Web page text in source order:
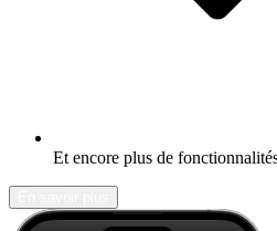
Et encore plus de